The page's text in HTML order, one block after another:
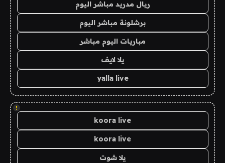
ريال مدريد مباشر اليوم
برشلونة مباشر اليوم
مباريات اليوم مباشر
يلا لايف
yalla live
!
koora live
koora live
يلا شوت